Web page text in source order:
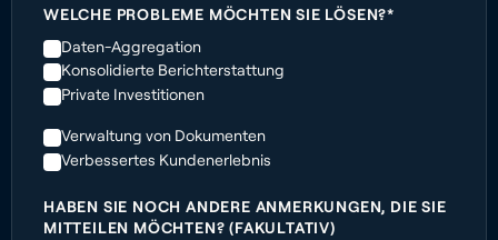
WELCHE PROBLEME MÖCHTEN SIE LÖSEN?*
Daten-Aggregation
Konsolidierte Berichterstattung
Private Investitionen
Verwaltung von Dokumenten
Verbessertes Kundenerlebnis
HABEN SIE NOCH ANDERE ANMERKUNGEN, DIE SIE
MITTEILEN MÖCHTEN? (FAKULTATIV)